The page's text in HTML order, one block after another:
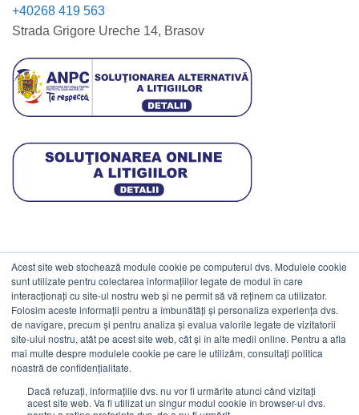
Acest site web stochează module cookie pe computerul dvs. Modulele cookie
sunt utilizate pentru colectarea informațiilor legate de modul în care
interacționați cu site-ul nostru web și ne permit să vă reținem ca utilizator.
Folosim aceste informații pentru a îmbunătăți și personaliza experiența dvs.
de navigare, precum și pentru analiza și evalua valorile legate de vizitatorii
site-ului nostru, atât pe acest site web, cât și în alte medii online. Pentru a afla
mai multe despre modulele cookie pe care le utilizăm, consultați politica
noastră de confidențialitate.
Dacă refuzați, informațiile dvs. nu vor fi urmărite atunci când vizitați
acest site web. Va fi utilizat un singur modul cookie în browser-ul dvs.
+40268 419 563
Strada Grigore Ureche 14, Brasov
DATE COMERCIALE
ESTICO S.R.L.
CIF: RO1094402.
Reg.Com: J08/469/1991.